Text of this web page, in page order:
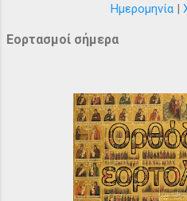
Ημερομηνία |
Εορτασμοί σήμερα